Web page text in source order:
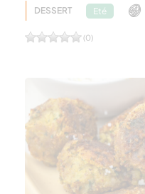
DESSERT Eté
(0)